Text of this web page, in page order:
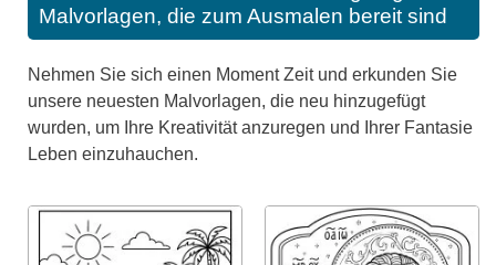
Malvorlagen, die zum Ausmalen bereit sind
Nehmen Sie sich einen Moment Zeit und erkunden Sie
unsere neuesten Malvorlagen, die neu hinzugefügt
wurden, um Ihre Kreativität anzuregen und Ihrer Fantasie
Leben einzuhauchen.